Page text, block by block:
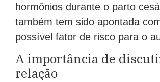
hormônios durante o parto
também tem sido apontada
possível fator de risco para o
A importância de
relação